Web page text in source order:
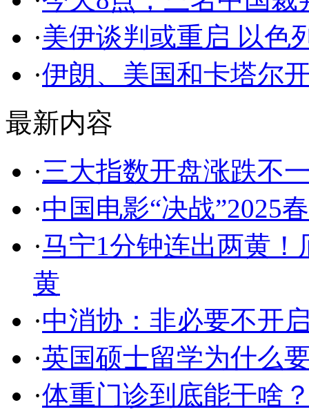
·美伊谈判或重启 以色
·伊朗、美国和卡塔尔
最新内容
·三大指数开盘涨跌不
·中国电影“决战”2025
·马宁1分钟连出两黄
黄
·中消协：非必要不开
·英国硕士留学为什么
·体重门诊到底能干啥